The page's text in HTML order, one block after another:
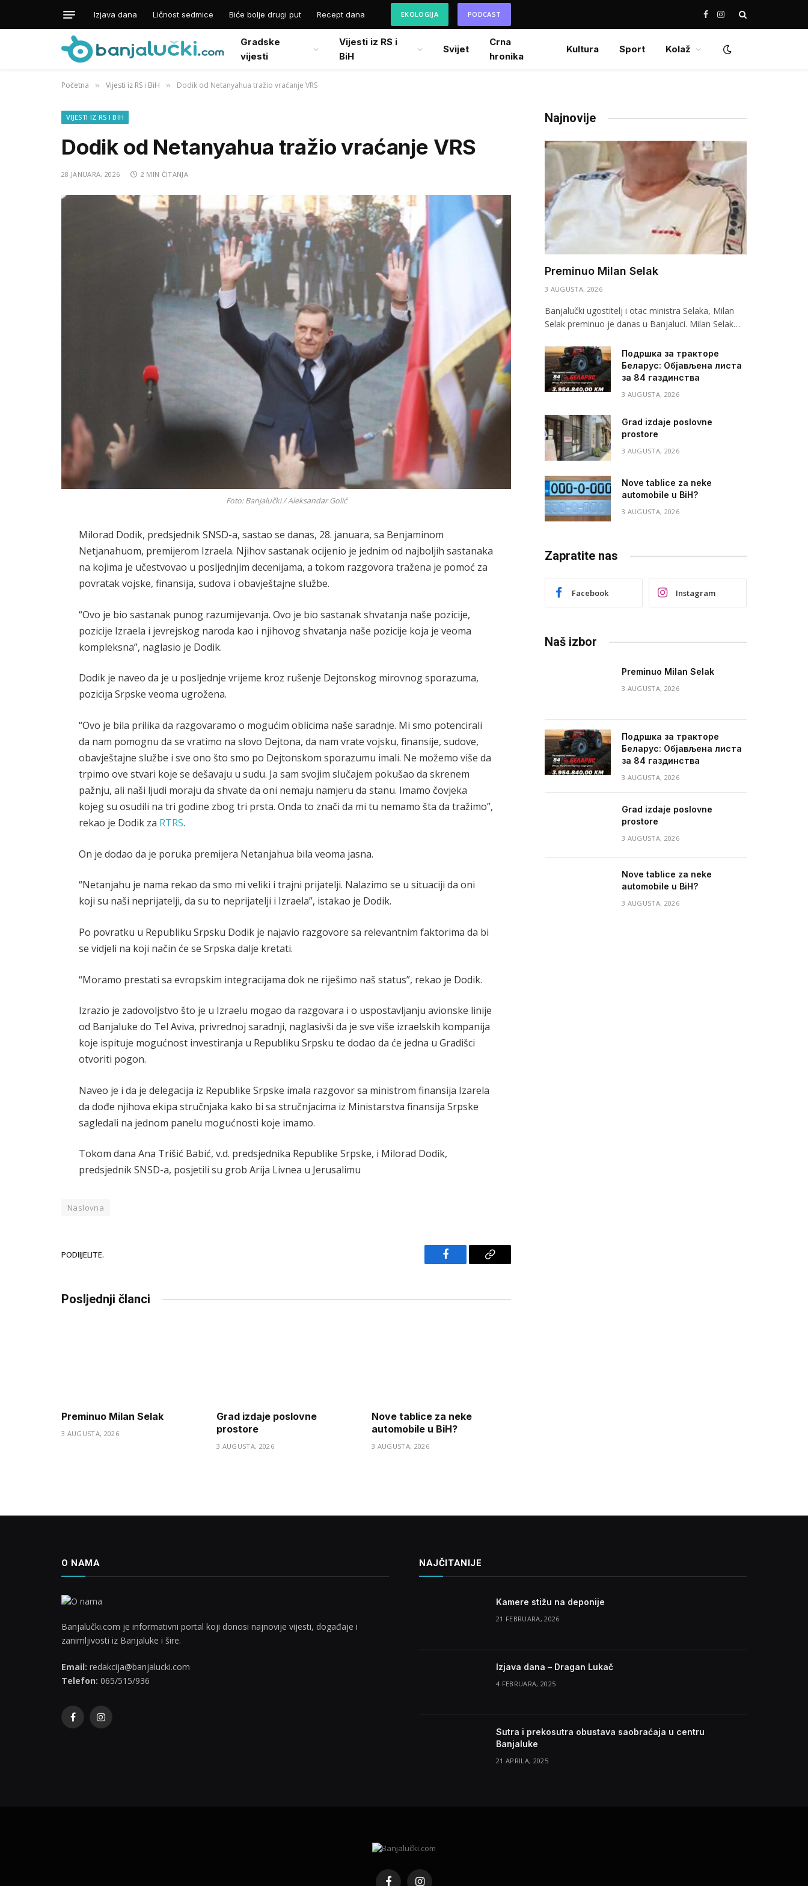
Izjava dana Ličnost sedmice Biće bolje drugi put Recept dana EKOLOGIJA PODCAST Facebook
Instagram
Gradske
vijesti
Vijesti iz RS i
BiH
Svijet
Crna
hronika
Kultura Sport Kolaž
Početna » Vijesti iz RS i BiH » Dodik od Netanyahua tražio vraćanje VRS
VIJESTI IZ RS I BIH
Dodik od Netanyahua tražio vraćanje VRS
28 JANUARA, 2026 2 MIN ČITANJA
Foto: Banjalučki / Aleksandar Golić
Milorad Dodik, predsjednik SNSD-a, sastao se danas, 28. januara, sa Benjaminom
Netjanahuom, premijerom Izraela. Njihov sastanak ocijenio je jednim od najboljih sastanaka
na kojima je učestvovao u posljednjim decenijama, a tokom razgovora tražena je pomoć za
povratak vojske, finansija, sudova i obavještajne službe.
“Ovo je bio sastanak punog razumijevanja. Ovo je bio sastanak shvatanja naše pozicije,
pozicije Izraela i jevrejskog naroda kao i njihovog shvatanja naše pozicije koja je veoma
kompleksna”, naglasio je Dodik.
Dodik je naveo da je u posljednje vrijeme kroz rušenje Dejtonskog mirovnog sporazuma,
pozicija Srpske veoma ugrožena.
“Ovo je bila prilika da razgovaramo o mogućim oblicima naše saradnje. Mi smo potencirali
da nam pomognu da se vratimo na slovo Dejtona, da nam vrate vojsku, finansije, sudove,
obavještajne službe i sve ono što smo po Dejtonskom sporazumu imali. Ne možemo više da
trpimo ove stvari koje se dešavaju u sudu. Јa sam svojim slučajem pokušao da skrenem
pažnju, ali naši ljudi moraju da shvate da oni nemaju namjeru da stanu. Imamo čovjeka
kojeg su osudili na tri godine zbog tri prsta. Onda to znači da mi tu nemamo šta da tražimo”,
rekao je Dodik za RTRS.
On je dodao da je poruka premijera Netanjahua bila veoma jasna.
“Netanjahu je nama rekao da smo mi veliki i trajni prijatelji. Nalazimo se u situaciji da oni
koji su naši neprijatelji, da su to neprijatelji i Izraela”, istakao je Dodik.
Po povratku u Republiku Srpsku Dodik je najavio razgovore sa relevantnim faktorima da bi
se vidjeli na koji način će se Srpska dalje kretati.
“Moramo prestati sa evropskim integracijama dok ne riješimo naš status”, rekao je Dodik.
Izrazio je zadovoljstvo što je u Izraelu mogao da razgovara i o uspostavljanju avionske linije
od Banjaluke do Tel Aviva, privrednoj saradnji, naglasivši da je sve više izraelskih kompanija
koje ispituje mogućnost investiranja u Republiku Srpsku te dodao da će jedna u Gradišci
otvoriti pogon.
Naveo je i da je delegacija iz Republike Srpske imala razgovor sa ministrom finansija Izarela
da dođe njihova ekipa stručnjaka kako bi sa stručnjacima iz Ministarstva finansija Srpske
sagledali na jednom panelu mogućnosti koje imamo.
Tokom dana Ana Trišić Babić, v.d. predsjednika Republike Srpske, i Milorad Dodik,
predsjednik SNSD-a, posjetili su grob Arija Livnea u Jerusalimu
Naslovna
PODIIJELITE.
Facebook Copy
Posljednji članci
Preminuo Milan Selak
3 AUGUSTA, 2026
Grad izdaje poslovne
prostore
3 AUGUSTA, 2026
Nove tablice za neke
automobile u BiH?
3 AUGUSTA, 2026
Najnovije
Preminuo Milan Selak
3 AUGUSTA, 2026
Banjalučki ugostitelj i otac ministra Selaka, Milan
Selak preminuo je danas u Banjaluci. Milan Selak…
Подршка за тракторе
Беларус: Објављена листа
за 84 газдинства
3 AUGUSTA, 2026
Grad izdaje poslovne
prostore
3 AUGUSTA, 2026
Nove tablice za neke
automobile u BiH?
3 AUGUSTA, 2026
Zapratite nas
Facebook Instagram
Naš izbor
Preminuo Milan Selak
3 AUGUSTA, 2026
Подршка за тракторе
Беларус: Објављена листа
за 84 газдинства
3 AUGUSTA, 2026
Grad izdaje poslovne
prostore
3 AUGUSTA, 2026
Nove tablice za neke
automobile u BiH?
3 AUGUSTA, 2026
O NAMA
Banjalučki.com je informativni portal koji donosi najnovije vijesti, događaje i
zanimljivosti iz Banjaluke i šire.
Email: redakcija@banjalucki.com
Telefon: 065/515/936
FacebookInstagram
NAJČITANIJE
Kamere stižu na deponije
21 FEBRUARA, 2026
Izjava dana – Dragan Lukač
4 FEBRUARA, 2025
Sutra i prekosutra obustava saobraćaja u centru
Banjaluke
21 APRILA, 2025